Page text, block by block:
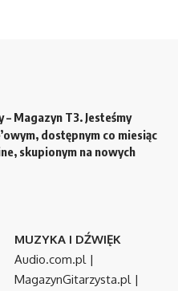
Magazyn T3. Jesteśmy
dostępnym co miesiąc
skupionym na nowych
MUZYKA I DŹWIĘK
Audio.com.pl|
MagazynGitarzysta.pl|